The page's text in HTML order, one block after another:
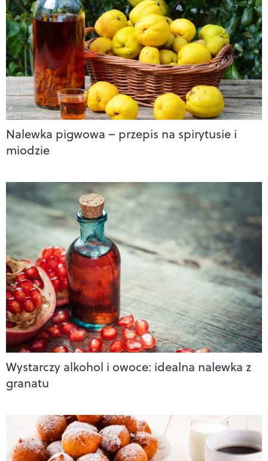
Nalewka pigwowa – przepis na spirytusie i
miodzie
Wystarczy alkohol i owoce: idealna nalewka z
granatu